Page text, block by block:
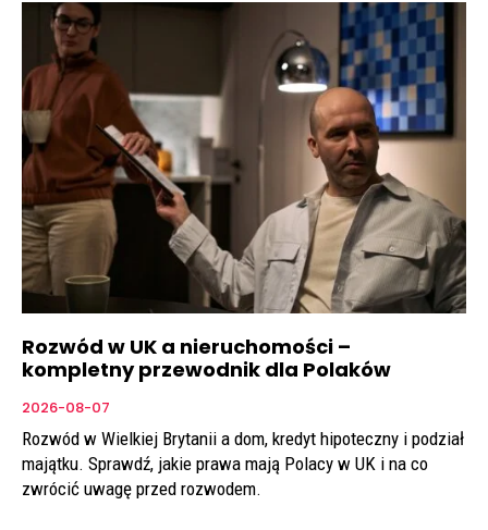
Rozwód w UK a nieruchomości –
kompletny przewodnik dla Polaków
2026-08-07
Rozwód w Wielkiej Brytanii a dom, kredyt hipoteczny i podział
majątku. Sprawdź, jakie prawa mają Polacy w UK i na co
zwrócić uwagę przed rozwodem.